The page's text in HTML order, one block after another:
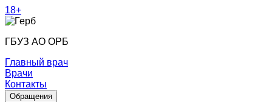
18+
ГБУЗ АО ОРБ
Главный врач
Врачи
Контакты
Обращения